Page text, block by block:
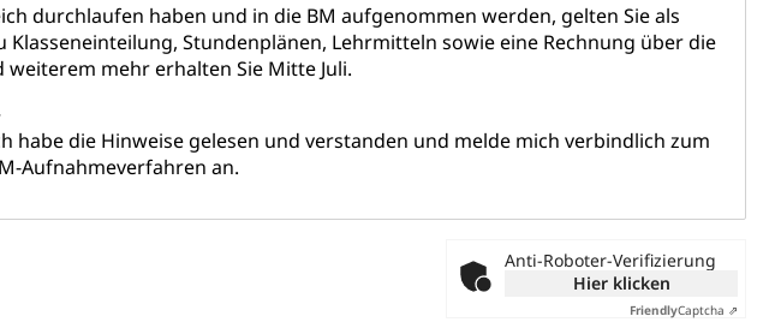
durchlaufen haben und in die BM aufgenommen werden, gelten Sie als
Stundenplänen, Lehrmitteln sowie eine Rechnung über die
mehr erhalten Sie Mitte Juli.
habe die Hinweise gelesen und verstanden und melde mich verbindlich zum
Aufnahmeverfahren an.
Anti-Roboter-Verifizierung
Hier klicken
FriendlyCaptcha ⇗